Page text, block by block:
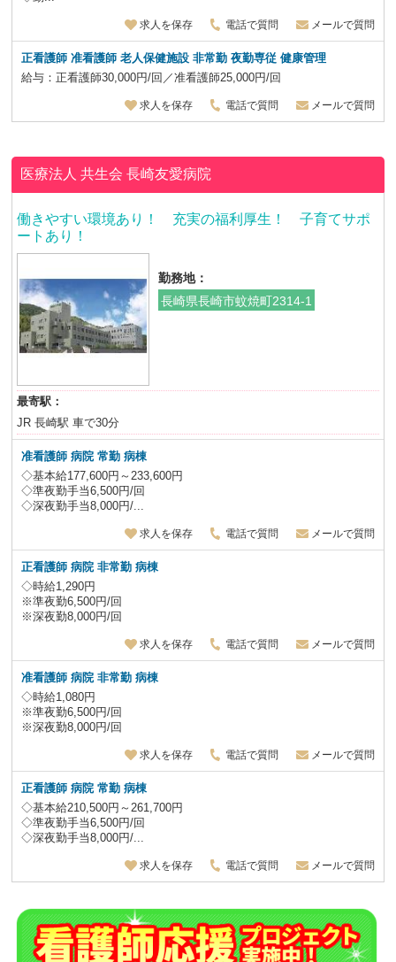
求人を保存 電話で質問 メールで質問
正看護師 准看護師 老人保健施設非常勤夜勤専従 健康管理
給与：正看護師30,000円/回／准看護師25,000円/回
求人を保存 電話で質問 メールで質問
医療法人 共生会長崎友愛病院
働きやすい環境あり！ 充実の福利厚生！ 子育てサポ
ートあり！
勤務地：
長崎県長崎市蚊焼町2314-1
最寄駅：
JR 長崎駅 車で30分
准看護師 病院 常勤 病棟
◇基本給177,600円～233,600円
◇準夜勤手当6,500円/回
◇深夜勤手当8,000円/...
求人を保存 電話で質問 メールで質問
正看護師 病院 非常勤 病棟
◇時給1,290円
※準夜勤6,500円/回
※深夜勤8,000円/回
求人を保存 電話で質問 メールで質問
准看護師 病院 非常勤 病棟
◇時給1,080円
※準夜勤6,500円/回
※深夜勤8,000円/回
求人を保存 電話で質問 メールで質問
正看護師 病院 常勤 病棟
◇基本給210,500円～261,700円
◇準夜勤手当6,500円/回
◇深夜勤手当8,000円/...
求人を保存 電話で質問 メールで質問